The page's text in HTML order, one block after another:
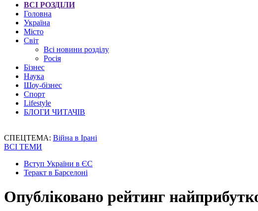
ВСІ РОЗДІЛИ
Головна
Україна
Місто
Світ
Всі новини розділу
Росія
Бізнес
Наука
Шоу-бізнес
Спорт
Lifestyle
БЛОГИ ЧИТАЧІВ
СПЕЦТЕМА: Війна в Ірані
ВСІ ТЕМИ
Вступ України в ЄС
Теракт в Барселоні
Опубліковано рейтинг